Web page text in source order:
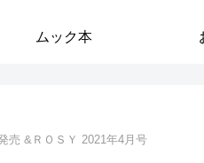
ムック本
売 &ＲＯＳＹ 2021年4月号